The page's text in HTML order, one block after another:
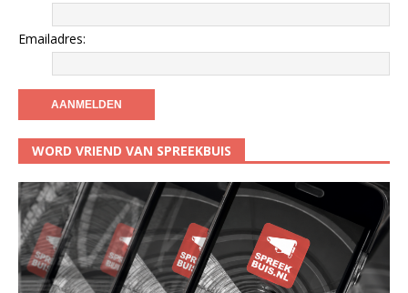
Emailadres:
WORD VRIEND VAN SPREEKBUIS